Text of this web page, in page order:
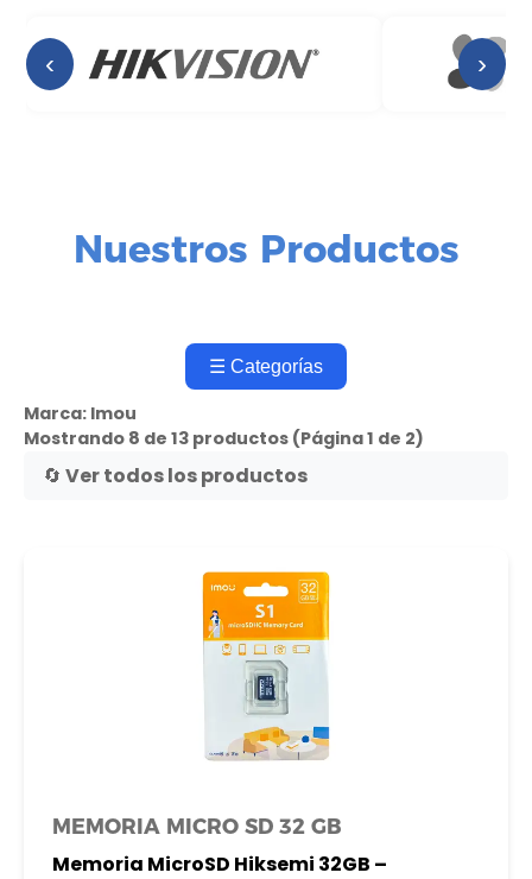
‹ ›
Nuestros Productos
☰ Categorías
Marca: Imou
Mostrando 8 de 13 productos (Página 1 de 2)
🔄 Ver todos los productos
MEMORIA MICRO SD 32 GB
Memoria MicroSD Hiksemi 32GB –